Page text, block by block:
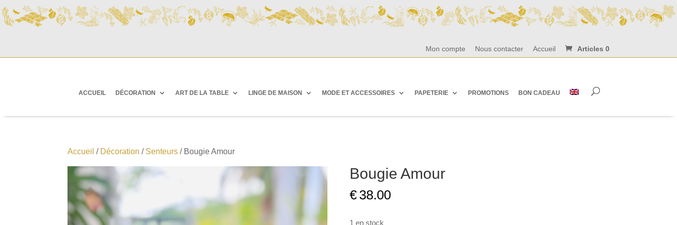
Mon compte Nous contacter Accueil Articles 0
ACCUEIL DÉCORATION ART DE LA TABLE LINGE DE MAISON MODE ET ACCESSOIRES PAPETERIE PROMOTIONS BON CADEAU
Accueil / Décoration / Senteurs / Bougie Amour
Bougie Amour
€ 38.00
1 en stock